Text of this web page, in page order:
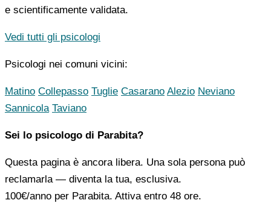
e scientificamente validata.
Vedi tutti gli psicologi
Psicologi nei comuni vicini:
Matino Collepasso Tuglie Casarano Alezio Neviano
Sannicola Taviano
Sei lo psicologo di Parabita?
Questa pagina è ancora libera. Una sola persona può
reclamarla — diventa la tua, esclusiva.
100€/anno per Parabita. Attiva entro 48 ore.